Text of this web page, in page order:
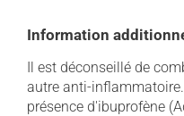
Information
Il est déconseillé de
autre anti-
présence d'ibuprofène